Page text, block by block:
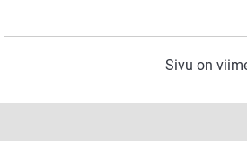
Sivu on